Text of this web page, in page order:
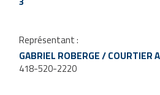
Représentant :
GABRIEL ROBERGE / COURTIER
418-520-2220